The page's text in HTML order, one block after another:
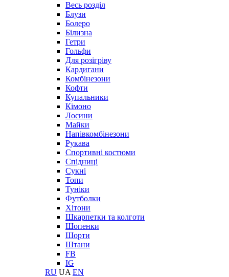
Весь розділ
Блузи
Болеро
Білизна
Гетри
Гольфи
Для розігріву
Кардигани
Комбінезони
Кофти
Купальники
Кімоно
Лосини
Майки
Напівкомбінезони
Рукава
Спортивні костюми
Спідниці
Сукні
Топи
Туніки
Футболки
Хітони
Шкарпетки та колготи
Шопенки
Шорти
Штани
FB
IG
RU UA EN